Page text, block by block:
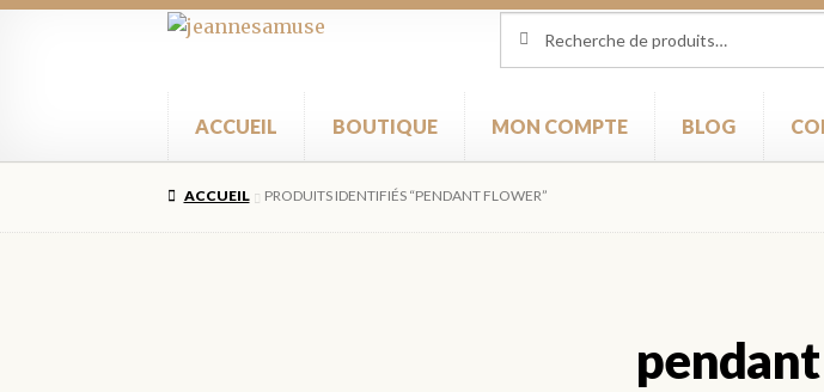
Aller
navigation
Aller
pour :
ACCUEIL BOUTIQUE MON COMPTE BLOG
ACCUEIL PRODUITS IDENTIFIÉS “PENDANT FLOWER”